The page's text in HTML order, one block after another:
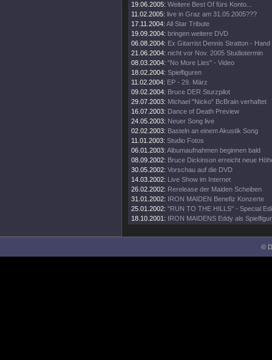
19.06.2005: Weitere Best Of fürs Konto...
11.02.2005: live in Graz am 31.05.2005???
17.11.2004: All Star Tribute
19.09.2004: bringen weitere DVD
06.08.2004: Ex Gitarrist Dennis Stratton -
21.06.2004: nicht vor Nov. 2005 Studiotermin
08.03.2004: "No More Lies" - Video
18.02.2004: Spielfiguren
11.02.2004: EP - 29. März
09.02.2004: Bruce DER Sturzpilot
29.07.2003: Michael "Nicko" BcBrain verhaftet
16.07.2003: Dance of Death Preview
24.05.2003: Neuer Song live
02.02.2003: Basteln an einem Akustik Song
11.01.2003: Studio Fotos
06.01.2003: Albumaufnahmen beginnen bald
08.09.2002: Bruce Dickinson erreicht neue
30.05.2002: Vorschau auf die DVD
14.03.2002: Live Show im Internet
26.02.2002: Rerelease der Maiden Scheiben
31.01.2002: IRON MAIDEN Benefiz Konzerte
25.01.2002: "RUN TO THE HILLS" - Special
18.10.2001: IRON MAIDENS Eddy als Spielfigur
©